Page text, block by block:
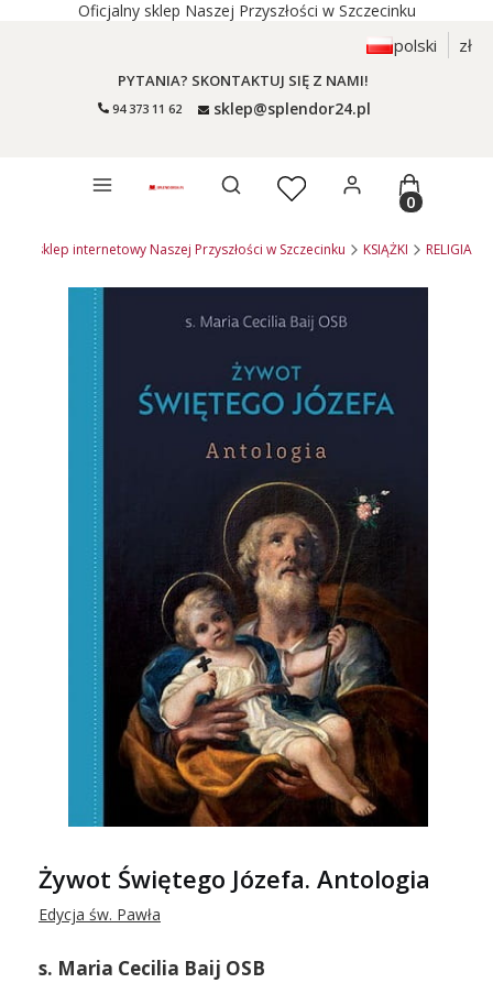
Oficjalny sklep Naszej Przyszłości w Szczecinku
polski zł
PYTANIA? SKONTAKTUJ SIĘ Z NAMI!
94 373 11 62 sklep@splendor24.pl
Otwórz wyszukiwarkęProdukty
- sklep internetowy Naszej Przyszłości w Szczecinku KSIĄŻKI RELIGIA
Żywot Świętego Józefa. Antologia
Edycja św. Pawła
s. Maria Cecilia Baij OSB